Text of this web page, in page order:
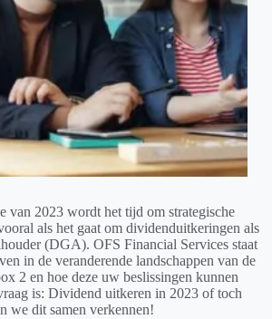
van 2023 wordt het tijd om strategische
als het gaat om dividenduitkeringen als
(DGA). OFS Financial Services staat
in de veranderende landschappen van de
2 en hoe deze uw beslissingen kunnen
is: Dividend uitkeren in 2023 of toch
we dit samen verkennen!